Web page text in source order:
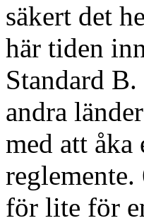
säkert det
här tiden
Standard
andra
med att
för lite för